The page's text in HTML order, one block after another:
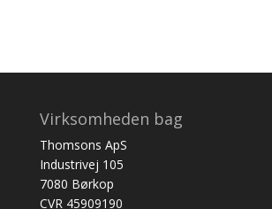
Virksomheden bag
Thomsons ApS
Industrivej 105
7080 Børkop
CVR 45909190